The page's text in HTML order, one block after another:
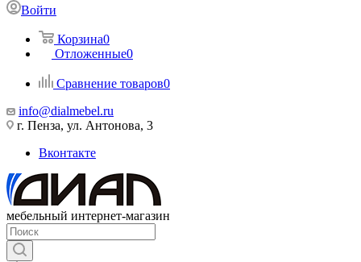
Войти
Корзина0
Отложенные0
Сравнение товаров0
info@dialmebel.ru
г. Пенза, ул. Антонова, 3
Вконтакте
мебельный интернет-магазин